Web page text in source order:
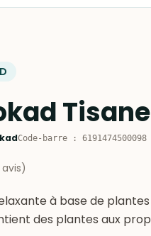
Code-barre : 6191474500098
avis)
à base de
des plantes aux